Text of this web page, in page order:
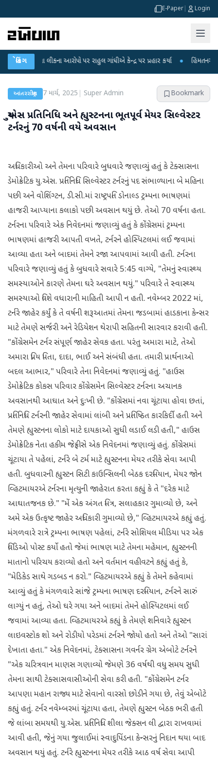
E-Paper Login
બ્રેકિંગ
લીકના આરોપો પર રાહુલ ગાંધીએ કેન્દ્ર પર પ્રહાર કર્યા ● હિંમતનગરમાં રહસ્યમય
આંતરરાષ્ટ્રીય 7 માર્ચ, 2025 Super Admin Bookmark
યુએસ પ્રતિનિધિ અને હ્યુસ્ટનના ભૂતપૂર્વ મેયર સિલ્વેસ્ટર
ટર્નરનું 70 વર્ષની વયે અવસાન
અધિકારીઓ અને તેમના પરિવારે બુધવારે જણાવ્યું હતું કે ટેક્સાસના
ડેમોક્રેટિક યુ.એસ. પ્રતિનિધિ સિલ્વેસ્ટર ટર્નરનું પદ સંભાળ્યાના બે મહિના
પછી અને વોશિંગ્ટન, ડી.સી.માં રાષ્ટ્રપતિ ડોનાલ્ડ ટ્રમ્પના ભાષણમાં
હાજરી આપ્યાના કલાકો પછી અવસાન થયું છે. તેઓ 70 વર્ષના હતા.
ટર્નરના પરિવારે એક નિવેદનમાં જણાવ્યું હતું કે કોંગ્રેસમાં ટ્રમ્પના
ભાષણમાં હાજરી આપતી વખતે, ટર્નરને હોસ્પિટલમાં લઈ જવામાં
આવ્યા હતા અને બાદમાં તેમને રજા આપવામાં આવી હતી. ટર્નરના
પરિવારે જણાવ્યું હતું કે બુધવારે સવારે 5:45 વાગ્યે, "તેમનું સ્વાસ્થ્ય
સમસ્યાઓને કારણે તેમના ઘરે અવસાન થયું." પરિવારે તે સ્વાસ્થ્ય
સમસ્યાઓ વિશે વધારાની માહિતી આપી ન હતી. નવેમ્બર 2022 માં,
ટર્નરે જાહેર કર્યું કે તે વર્ષની શરૂઆતમાં તેમના જડબામાં હાડકાના કેન્સર
માટે તેમણે સર્જરી અને રેડિયેશન થેરાપી સહિતની સારવાર કરાવી હતી.
"કોંગ્રેસમેન ટર્નર સંપૂર્ણ જાહેર સેવક હતા. પરંતુ અમારા માટે, તેઓ
અમારા પ્રિય પિતા, દાદા, ભાઈ અને સંબંધી હતા. તમારી પ્રાર્થનાઓ
બદલ આભાર," પરિવારે તેના નિવેદનમાં જણાવ્યું હતું. "હાઉસ
ડેમોક્રેટિક કોકસ પરિવાર કોંગ્રેસમેન સિલ્વેસ્ટર ટર્નરના અચાનક
અવસાનથી આઘાત અને દુઃખી છે. "કોંગ્રેસમાં નવા ચૂંટાયા હોવા છતાં,
પ્રતિનિધિ ટર્નરની જાહેર સેવામાં લાંબી અને પ્રતિષ્ઠિત કારકિર્દી હતી અને
તેમણે હ્યુસ્ટનના લોકો માટે દાયકાઓ સુધી લડાઈ લડી હતી," હાઉસ
ડેમોક્રેટિક નેતા હકીમ જેફ્રીસે એક નિવેદનમાં જણાવ્યું હતું. કોંગ્રેસમાં
ચૂંટાયા તે પહેલાં, ટર્નરે બે ટર્મ માટે હ્યુસ્ટનના મેયર તરીકે સેવા આપી
હતી. બુધવારની હ્યુસ્ટન સિટી કાઉન્સિલની બેઠક દરમિયાન, મેયર જોન
વ્હિટમાયરએ ટર્નરના મૃત્યુની જાહેરાત કરતા કહ્યું કે તે "દરેક માટે
આઘાતજનક છે." "મેં એક અંગત મિત્ર, સલાહકાર ગુમાવ્યો છે, અને
અમે એક ઉત્કૃષ્ટ જાહેર અધિકારી ગુમાવ્યો છે," વ્હિટમાયરએ કહ્યું હતું.
મંગળવારે રાત્રે ટ્રમ્પના ભાષણ પહેલાં, ટર્નરે સોશિયલ મીડિયા પર એક
વિડિઓ પોસ્ટ કર્યો હતો જેમાં ભાષણ માટે તેમના મહેમાન, હ્યુસ્ટનની
માતાનો પરિચય કરાવ્યો હતો અને વર્તમાન વહીવટને કહ્યું હતું કે,
"મેડિકેડ સાથે ગડબડ ન કરો." વ્હિટમાયરએ કહ્યું કે તેમને કહેવામાં
આવ્યું હતું કે મંગળવારે સાંજે ટ્રમ્પના ભાષણ દરમિયાન, ટર્નરને સારું
લાગ્યું ન હતું, તેઓ ઘરે ગયા અને બાદમાં તેમને હોસ્પિટલમાં લઈ
જવામાં આવ્યા હતા. વ્હિટમાયરએ કહ્યું કે તેમણે શનિવારે હ્યુસ્ટન
લાઇવસ્ટોક શો અને રોડીયો પરેડમાં ટર્નરને જોયો હતો અને તેઓ "સારાં
દેખાતા હતા." એક નિવેદનમાં, ટેક્સાસના ગવર્નર ગ્રેગ એબોટે ટર્નરને
"એક ચરિત્રવાન માણસ ગણાવ્યો જેમણે 36 વર્ષથી વધુ સમય સુધી
તેમના સાથી ટેક્સાસવાસીઓની સેવા કરી હતી. "કોંગ્રેસમેન ટર્નર
આપણા મહાન રાજ્ય માટે સેવાનો વારસો છોડીને ગયા છે, તેવું એબોટે
કહ્યું હતું. ટર્નર નવેમ્બરમાં ચૂંટાયા હતા, તેમણે હ્યુસ્ટન બેઠક ભરી હતી
જે લાંબા સમયથી યુ.એસ. પ્રતિનિધિ શીલા જેક્સન લી દ્વારા રાખવામાં
આવી હતી, જેનું ગયા જુલાઈમાં સ્વાદુપિંડના કેન્સરનું નિદાન થયા બાદ
અવસાન થયું હતું. ટર્નરે હ્યુસ્ટનના મેયર તરીકે આઠ વર્ષ સેવા આપી